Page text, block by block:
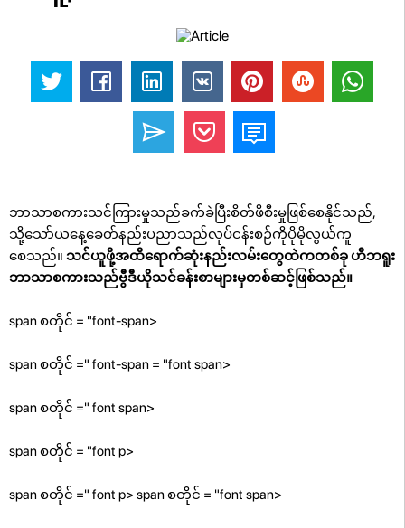
ဘာသာစကားသင်ကြားမှုသည်ခက်ခဲပြီးစိတ်ဖိစီးမှုဖြစ်စေနိုင်သည်,
သို့သော်ယနေ့ခေတ်နည်းပညာသည်လုပ်ငန်းစဉ်ကိုပိုမိုလွယ်ကူ
စေသည်။ သင်ယူဖို့အထိရောက်ဆုံးနည်းလမ်းတွေထဲကတစ်ခု ဟီဘရူး
ဘာသာစကားသည်ဗွီဒီယိုသင်ခန်းစာများမှတစ်ဆင့်ဖြစ်သည်။
span စတိုင် = "font-span>
span စတိုင် =" font-span = "font span>
span စတိုင် =" font span>
span စတိုင် = "font p>
span စတိုင် =" font p> span စတိုင် = "font span>